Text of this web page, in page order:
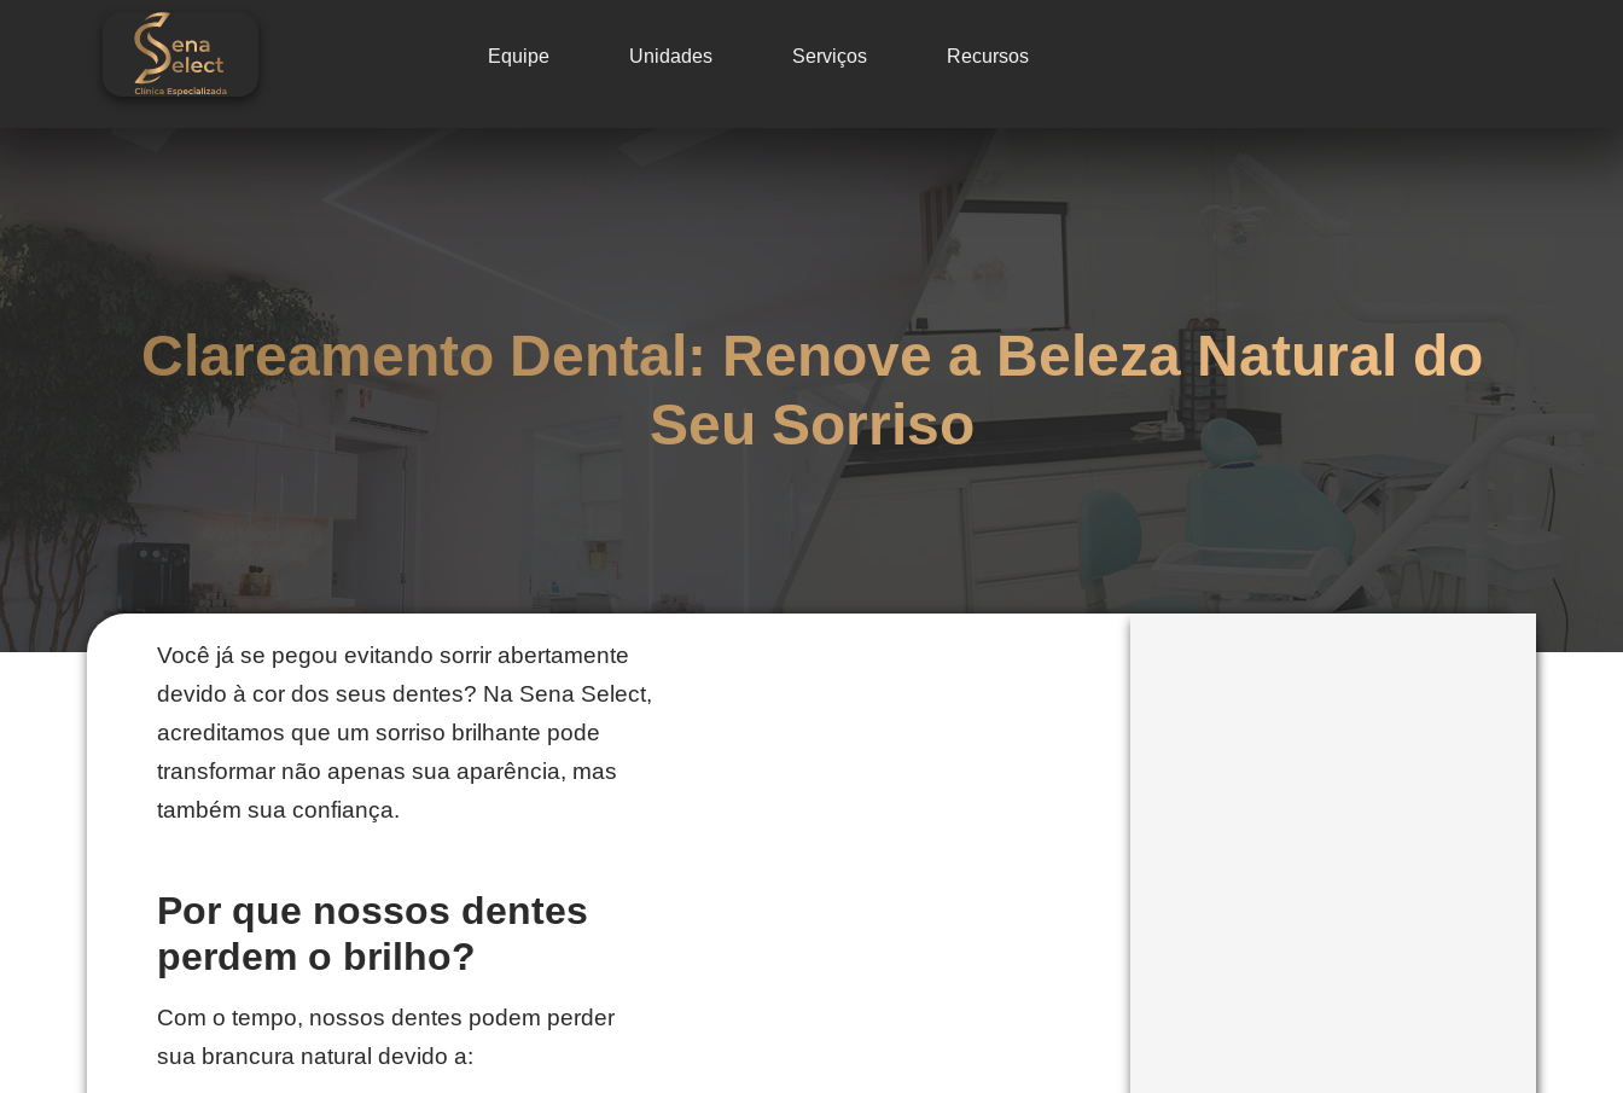
Equipe Unidades Serviços Recursos
Clareamento Dental: Renove a Beleza Natural do
Seu Sorriso
Você já se pegou evitando sorrir abertamente
devido à cor dos seus dentes? Na Sena Select,
acreditamos que um sorriso brilhante pode
transformar não apenas sua aparência, mas
também sua confiança.
Por que nossos dentes
perdem o brilho?
Com o tempo, nossos dentes podem perder
sua brancura natural devido a: